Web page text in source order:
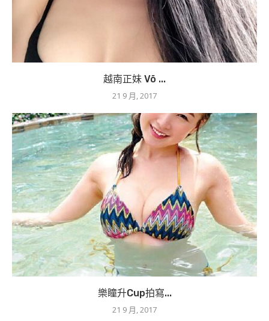
越南正妹 Võ ...
21 9 月, 2017
樂瞳升Cup拍寫...
21 9 月, 2017